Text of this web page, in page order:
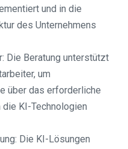
und in die
des Unternehmens
Die Beratung unterstützt
um
über das erforderliche
KI-Technologien
Die KI-Lösungen